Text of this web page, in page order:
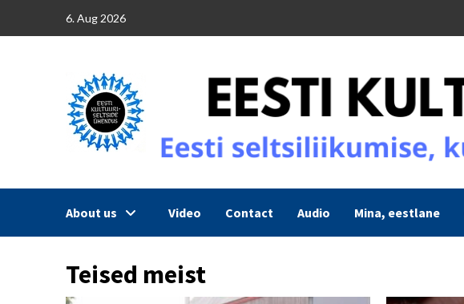
6. Aug 2026
About us Video Contact Audio Mina, eestlane
Teised meist